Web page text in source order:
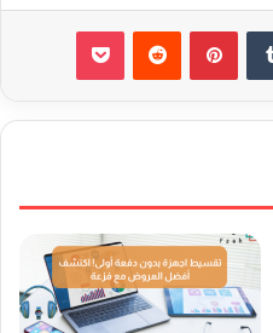
بينتيريست